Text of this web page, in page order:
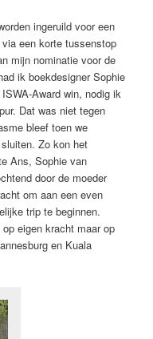
ingeruild voor een
een korte tussenstop
mijn nominatie voor de
ik boekdesigner Sophie
Award win, nodig ik
Dat was niet tegen
bleef toen we
Zo kon het
Ans, Sophie van
door de moeder
om aan een even
trip te beginnen.
eigen kracht maar op
en Kuala